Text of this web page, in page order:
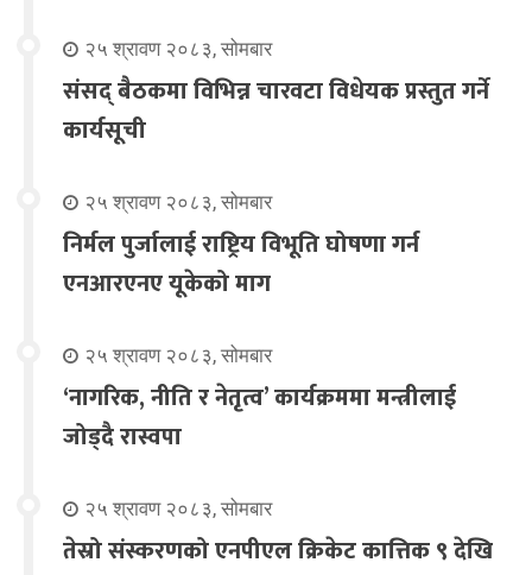
२५ श्रावण २०८३, सोमबार
संसद् बैठकमा विभिन्न चारवटा विधेयक प्रस्तुत गर्ने
कार्यसूची
२५ श्रावण २०८३, सोमबार
निर्मल पुर्जालाई राष्ट्रिय विभूति घोषणा गर्न
एनआरएनए यूकेको माग
२५ श्रावण २०८३, सोमबार
‘नागरिक, नीति र नेतृत्व’ कार्यक्रममा मन्त्रीलाई
जोड्दै रास्वपा
२५ श्रावण २०८३, सोमबार
तेस्रो संस्करणको एनपीएल क्रिकेट कात्तिक ९ देखि